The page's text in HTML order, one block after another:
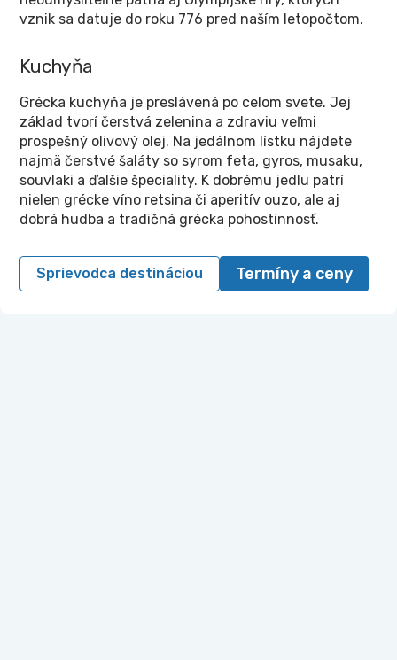
vznik sa datuje do roku 776 pred naším letopočtom.
Kuchyňa
Grécka kuchyňa je preslávená po celom svete. Jej
základ tvorí čerstvá zelenina a zdraviu veľmi
prospešný olivový olej. Na jedálnom lístku nájdete
najmä čerstvé šaláty so syrom feta, gyros, musaku,
souvlaki a ďalšie špeciality. K dobrému jedlu patrí
nielen grécke víno retsina či aperitív ouzo, ale aj
dobrá hudba a tradičná grécka pohostinnosť.
Sprievodca destináciou Termíny a ceny